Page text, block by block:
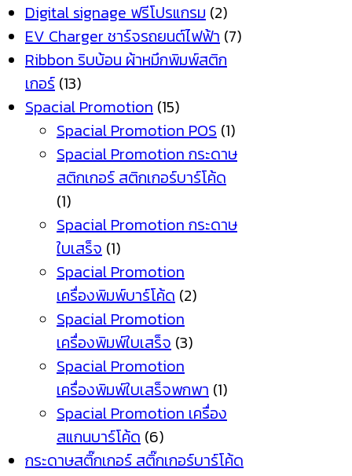
Digital signage ฟรีโปรแกรม (2)
EV Charger ชาร์จรถยนต์ไฟฟ้า (7)
Ribbon ริบบ้อน ผ้าหมึกพิมพ์สติก
เกอร์ (13)
Spacial Promotion (15)
Spacial Promotion POS (1)
Spacial Promotion กระดาษ
สติกเกอร์ สติกเกอร์บาร์โค้ด
(1)
Spacial Promotion กระดาษ
ใบเสร็จ (1)
Spacial Promotion
เครื่องพิมพ์บาร์โค้ด (2)
Spacial Promotion
เครื่องพิมพ์ใบเสร็จ (3)
Spacial Promotion
เครื่องพิมพ์ใบเสร็จพกพา (1)
Spacial Promotion เครื่อง
สแกนบาร์โค้ด (6)
กระดาษสติ๊กเกอร์ สติ๊กเกอร์บาร์โค้ด